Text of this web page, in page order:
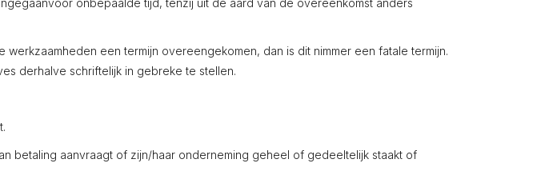
onbepaalde tijd, tenzij uit de aard van de overeenkomst anders
een termijn overeengekomen, dan is dit nimmer een fatale termijn.
derhalve schriftelijk in gebreke te stellen.
betaling aanvraagt of zijn/haar onderneming geheel of gedeeltelijk staakt of